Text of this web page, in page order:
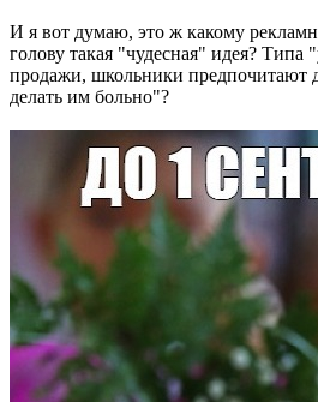
И я вот думаю, это ж какому
голову такая "чудесная" идея? Типа
продажи, школьники предпочитают
делать им больно"?